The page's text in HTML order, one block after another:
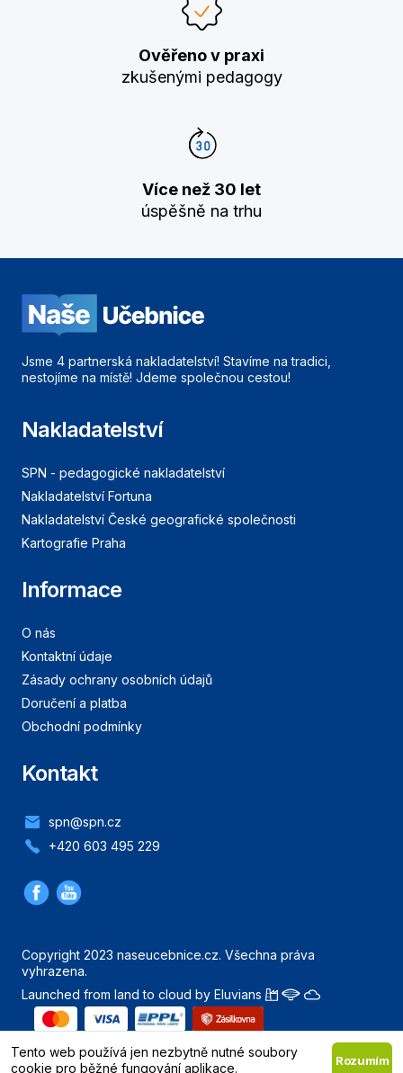
Ověřeno v praxi
zkušenými pedagogy
Více než 30 let
úspěšně na trhu
Jsme 4 partnerská nakladatelství! Stavíme na tradici,
nestojíme na místě! Jdeme společnou cestou!
Nakladatelství
SPN - pedagogické nakladatelství
Nakladatelství Fortuna
Nakladatelství České geografické společnosti
Kartografie Praha
Informace
O nás
Kontaktní údaje
Zásady ochrany osobních údajů
Doručení a platba
Obchodní podmínky
Kontakt
spn@spn.cz
+420 603 495 229
Copyright 2023 naseucebnice.cz. Všechna práva
vyhrazena.
Launched from land to cloud by Eluvians
Tento web používá jen nezbytně nutné soubory
cookie pro běžné fungování aplikace.
Rozumím